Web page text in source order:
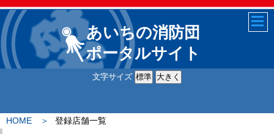
あいちの消防団
ポータルサイト
文字サイズ
HOME 登録店舗一覧